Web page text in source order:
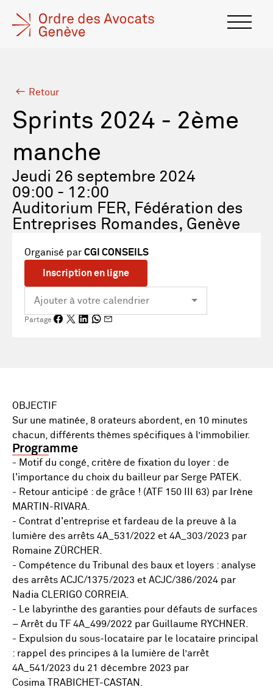
Retour
Sprints 2024 - 2ème
manche
Jeudi 26 septembre 2024
09:00 - 12:00
Auditorium FER, Fédération des
Entreprises Romandes, Genève
Organisé par CGI CONSEILS
Inscription en ligne
Partage
OBJECTIF
Sur une matinée, 8 orateurs abordent, en 10 minutes
chacun, différents thèmes spécifiques à l’immobilier.
Programme
- Motif du congé, critère de fixation du loyer : de
l'importance du choix du bailleur par Serge PATEK.
- Retour anticipé : de grâce ! (ATF 150 III 63) par Irène
MARTIN-RIVARA.
- Contrat d'entreprise et fardeau de la preuve à la
lumière des arrêts 4A_531/2022 et 4A_303/2023 par
Romaine ZÜRCHER.
- Compétence du Tribunal des baux et loyers : analyse
des arrêts ACJC/1375/2023 et ACJC/386/2024 par
Nadia CLERIGO CORREIA.
- Le labyrinthe des garanties pour défauts de surfaces
– Arrêt du TF 4A_499/2022 par Guillaume RYCHNER.
- Expulsion du sous-locataire par le locataire principal
: rappel des principes à la lumière de l’arrêt
4A_541/2023 du 21 décembre 2023 par
Cosima TRABICHET-CASTAN.